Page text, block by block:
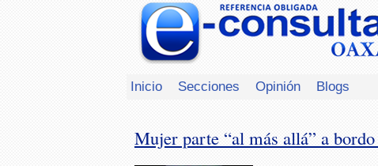
Inicio Secciones Opinión Blogs
Mujer parte “al más allá” a